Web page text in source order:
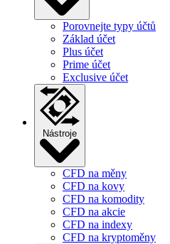
Porovnejte typy účtů
Základ účet
Plus účet
Prime účet
Exclusive účet
Nástroje
CFD na měny
CFD na kovy
CFD na komodity
CFD na akcie
CFD na indexy
CFD na kryptoměny